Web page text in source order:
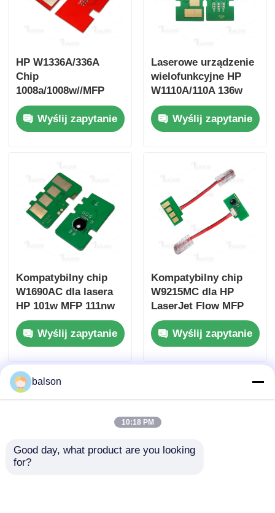
HP W1336A/336A
Chip
1008a/1008w//MFP
1188nw/1188w/1188pnw
Wyślij zapytanie
Laserowe urządzenie
wielofunkcyjne HP
W1110A/110A 136w
/136a/136nw/138pn
Wyślij zapytanie
Kompatybilny chip
W1690AC dla lasera
HP 101w MFP 111nw
Wyślij zapytanie
Kompatybilny chip
W9215MC dla HP
LaserJet Flow MFP
E78323 E78325
E78330Wyślij zapytanie
balson
10:18 PM
Good day, what product are you looking
for?